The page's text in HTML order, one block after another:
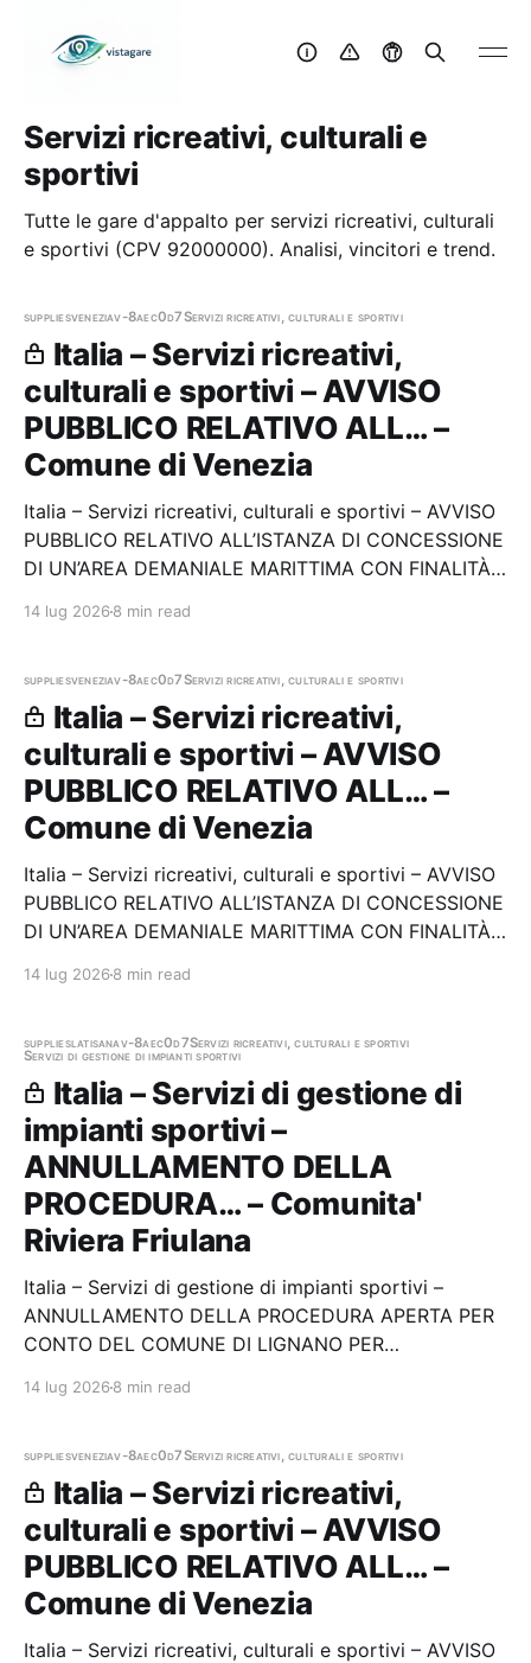
Servizi ricreativi, culturali e
sportivi
Tutte le gare d'appalto per servizi ricreativi, culturali
e sportivi (CPV 92000000). Analisi, vincitori e trend.
suppliesveneziav-8aec0d7Servizi ricreativi, culturali e sportivi
Italia – Servizi ricreativi,
culturali e sportivi – AVVISO
PUBBLICO RELATIVO ALL… –
Comune di Venezia
Italia – Servizi ricreativi, culturali e sportivi – AVVISO
PUBBLICO RELATIVO ALL’ISTANZA DI CONCESSIONE
DI UN’AREA DEMANIALE MARITTIMA CON FINALITÀ
appaltante: Comune di Venezia
14 lug 2026 8 min read
suppliesveneziav-8aec0d7Servizi ricreativi, culturali e sportivi
Italia – Servizi ricreativi,
culturali e sportivi – AVVISO
PUBBLICO RELATIVO ALL… –
Comune di Venezia
Italia – Servizi ricreativi, culturali e sportivi – AVVISO
PUBBLICO RELATIVO ALL’ISTANZA DI CONCESSIONE
DI UN’AREA DEMANIALE MARITTIMA CON FINALITÀ
appaltante: Comune di Venezia
14 lug 2026 8 min read
supplieslatisanav-8aec0d7Servizi ricreativi, culturali e sportivi
Servizi di gestione di impianti sportivi
Italia – Servizi di gestione di
impianti sportivi –
ANNULLAMENTO DELLA
PROCEDURA… – Comunita'
Riviera Friulana
Italia – Servizi di gestione di impianti sportivi –
ANNULLAMENTO DELLA PROCEDURA APERTA PER
CONTO DEL COMUNE DI LIGNANO PER
PULIZIA DEL POLISPORTIVO COMUNALE “GUIDO
SETTEMBRE 2026 AL 31 AGOSTO 2029 CON
OPZIONE DI…
14 lug 2026 8 min read
suppliesveneziav-8aec0d7Servizi ricreativi, culturali e sportivi
Italia – Servizi ricreativi,
culturali e sportivi – AVVISO
PUBBLICO RELATIVO ALL… –
Comune di Venezia
Italia – Servizi ricreativi, culturali e sportivi – AVVISO